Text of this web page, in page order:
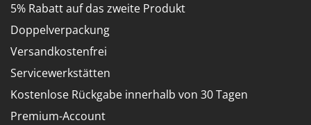
5% Rabatt auf das zweite Produkt
Doppelverpackung
Versandkostenfrei
Servicewerkstätten
Kostenlose Rückgabe innerhalb von 30 Tagen
Premium-Account